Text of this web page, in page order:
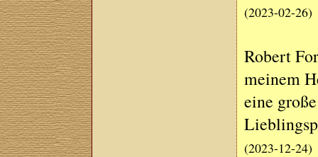
(2023-02-26)
Robert
meinem
eine
(2023-12-24)